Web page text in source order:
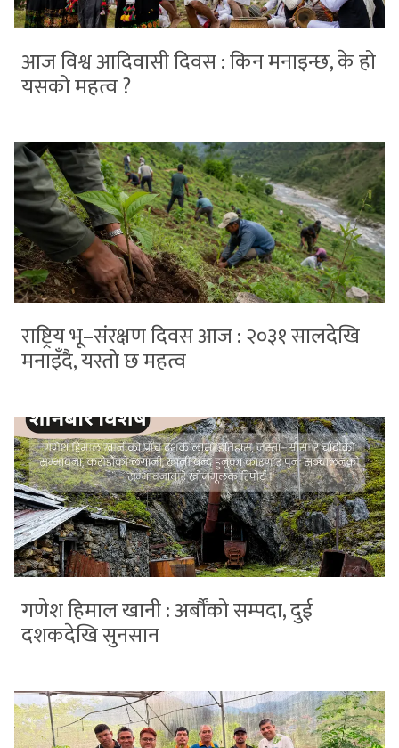
आज विश्व आदिवासी दिवस : किन मनाइन्छ, के हो
यसको महत्व ?
राष्ट्रिय भू–संरक्षण दिवस आज : २०३१ सालदेखि
मनाइँदै, यस्तो छ महत्व
गणेश हिमाल खानी : अर्बौंको सम्पदा, दुई
दशकदेखि सुनसान